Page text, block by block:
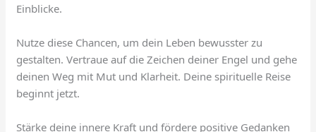
Einblicke.
Nutze diese Chancen, um dein Leben bewusster zu
gestalten. Vertraue auf die Zeichen deiner Engel und gehe
deinen Weg mit Mut und Klarheit. Deine spirituelle Reise
beginnt jetzt.
Stärke deine innere Kraft und fördere positive Gedanken